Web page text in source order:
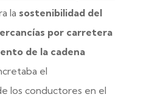
la sostenibilidad del
por carretera
de la cadena
el
los conductores en el